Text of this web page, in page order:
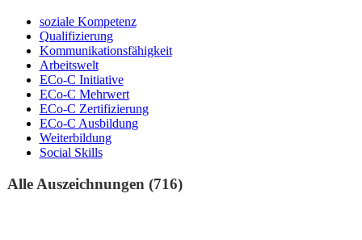
soziale Kompetenz
Qualifizierung
Kommunikationsfähigkeit
Arbeitswelt
ECo-C Initiative
ECo-C Mehrwert
ECo-C Zertifizierung
ECo-C Ausbildung
Weiterbildung
Social Skills
Alle Auszeichnungen (716)